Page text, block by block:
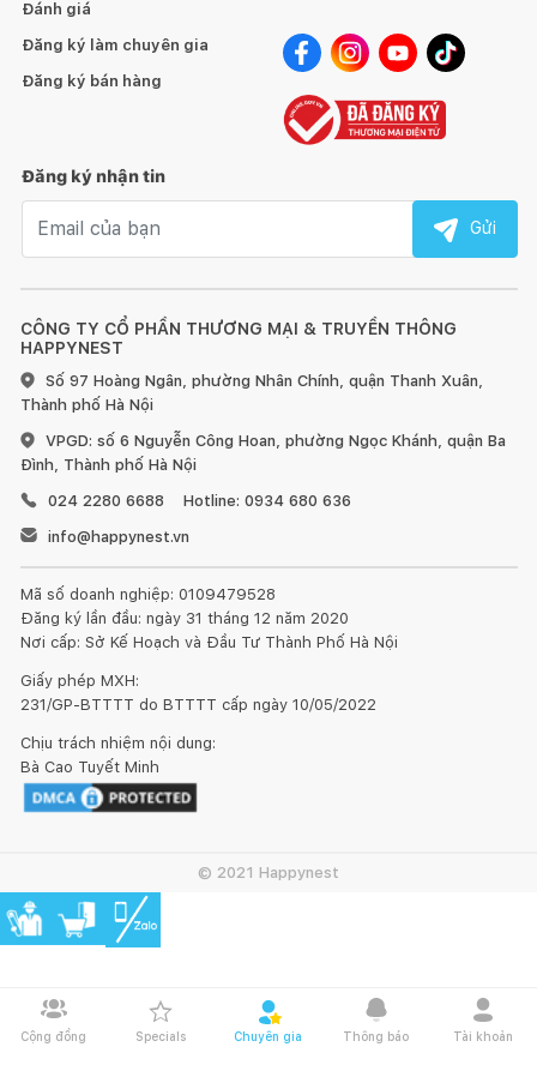
Cộng đồng Specials Chuyên gia Thông báo Tài khoản
CÔNG TY CỔ PHẦN THƯƠNG MẠI & TRUYỀN THÔNG
HAPPYNEST
Số 97 Hoàng Ngân, phường Nhân Chính, quận Thanh Xuân,
Thành phố Hà Nội
VPGD: số 6 Nguyễn Công Hoan, phường Ngọc Khánh, quận Ba
Đình, Thành phố Hà Nội
024 2280 6688
Hotline: 0934 680 636
info@happynest.vn
Mã số doanh nghiệp: 0109479528
Đăng ký lần đầu: ngày 31 tháng 12 năm 2020
Nơi cấp: Sở Kế Hoạch và Đầu Tư Thành Phố Hà Nội
Giấy phép MXH:
231/GP-BTTTT do BTTTT cấp ngày 10/05/2022
Chịu trách nhiệm nội dung:
Bà Cao Tuyết Minh
Đánh giá
Đăng ký làm chuyên gia
Đăng ký bán hàng
Đăng ký nhận tin
Gửi
© 2021 Happynest